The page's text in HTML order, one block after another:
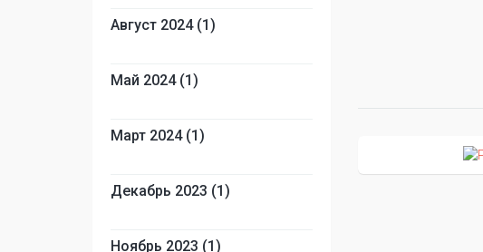
Август 2024 (1)
Май 2024 (1)
Март 2024 (1)
Декабрь 2023 (1)
Ноябрь 2023 (1)